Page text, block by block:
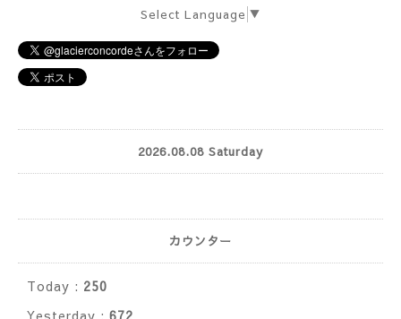
Select Language ▼
2026.08.08 Saturday
カウンター
Today : 250
Yesterday : 672